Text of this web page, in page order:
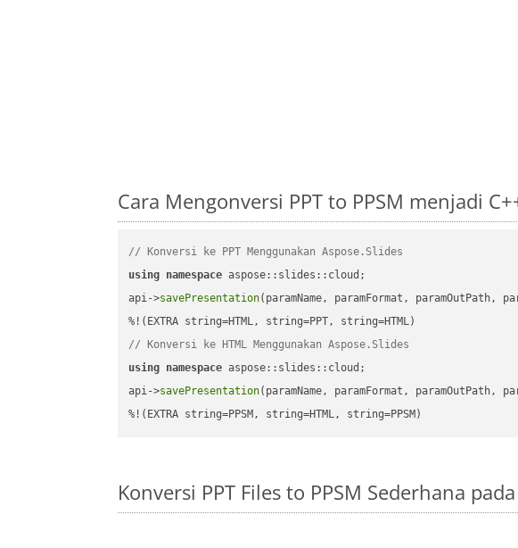
Cara Mengonversi PPT to PPSM menjadi
// Konversi ke PPT Menggunakan Aspose.Slides
using namespace aspose::slides::cloud;
api->savePresentation(paramName, paramFormat, paramOutPath,
// Konversi ke HTML Menggunakan Aspose.Slides
using namespace aspose::slides::cloud;
api->savePresentation(paramName, paramFormat, paramOutPath,
%!(EXTRA string=PPSM, string=HTML, string=PPSM)
Konversi PPT Files to PPSM Sederhana